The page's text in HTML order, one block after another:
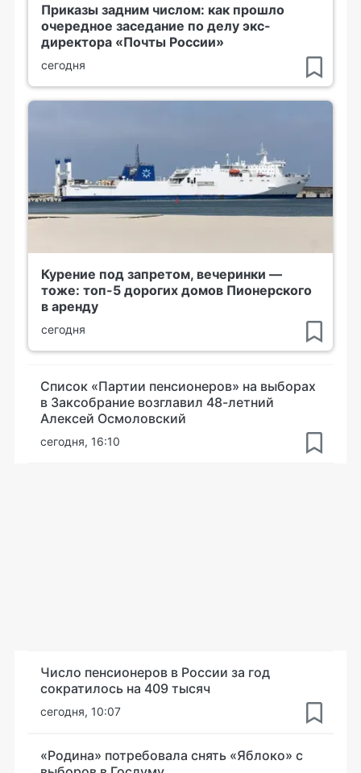
Приказы задним числом: как прошло
очередное заседание по делу экс-
директора «Почты России»
сегодня
Курение под запретом, вечеринки —
тоже: топ-5 дорогих домов Пионерского
в аренду
сегодня
Список «Партии пенсионеров» на выборах
в Заксобрание возглавил 48-летний
Алексей Осмоловский
сегодня, 16:10
Число пенсионеров в России за год
сократилось на 409 тысяч
сегодня, 10:07
«Родина» потребовала снять «Яблоко» с